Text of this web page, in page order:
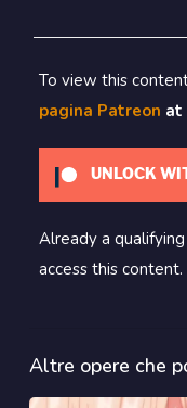
To view this
pagina Patreon at
UNLOCK
Already a
access this content.
Altre opere che